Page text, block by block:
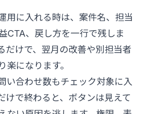
用に入れる時は、案件名、担当
CTA、戻し方を一行で残しま
だけで、翌月の改善や別担当者
楽になります。
い合わせ数もチェック対象に入
けで終わると、ボタンは見えて